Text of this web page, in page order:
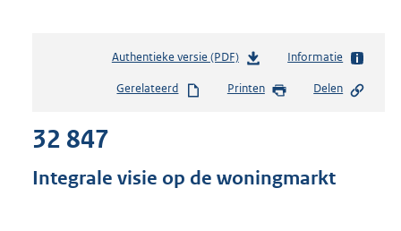
Authentieke versie (PDF)b
s
s
Informatie
Gerelateerd Printen Delen
32 847
Integrale visie op de woningmarkt